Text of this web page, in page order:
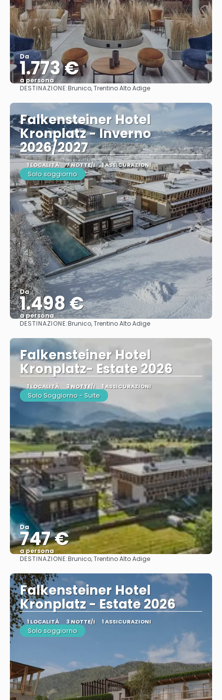
Da
1.773 €
a persona
Vedere
DESTINAZIONE:Brunico, Trentino Alto Adige
Falkensteiner Hotel
Kronplatz - Inverno
2026/2027
1 LOCALITÀ 7 NOTTE/I 1 ASSICURAZIONI
Solo soggiorno
Da
1.498 €
a persona
Vedere
DESTINAZIONE:Brunico, Trentino Alto Adige
Falkensteiner Hotel
Kronplatz- Estate 2026
1 LOCALITÀ 3 NOTTE/I 1 ASSICURAZIONI
Solo Soggiorno - Suite
Da
747 €
a persona
Vedere
DESTINAZIONE:Brunico, Trentino Alto Adige
Falkensteiner Hotel
Kronplatz - Estate 2026
1 LOCALITÀ 3 NOTTE/I 1 ASSICURAZIONI
Solo soggiorno